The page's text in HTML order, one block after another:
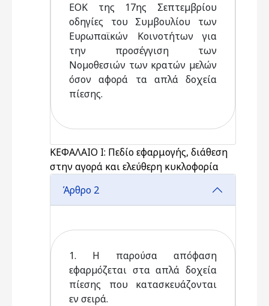
ΕΟΚ της 17ης Σεπτεµβρίου
οδηγίες του Συµβουλίου των
Ευρωπαϊκών Κοινοτήτων για
την προσέγγιση των
Νοµοθεσιών των κρατών µελών
όσον αφορά τα απλά δοχεία
πίεσης.
ΚΕΦΑΛΑΙΟ Ι: Πεδίο εφαρμογής, διάθεση
στην αγορά και ελεύθερη κυκλοφορία
Άρθρο 2
1. Η παρούσα απόφαση
εφαρµόζεται στα απλά δοχεία
πίεσης που κατασκευάζονται
εν σειρά.